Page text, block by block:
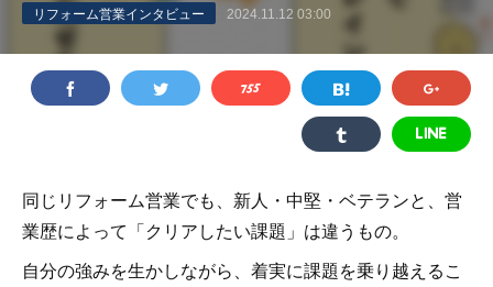
リフォーム営業インタビュー 2024.11.12 03:00
同じリフォーム営業でも、新人・中堅・ベテランと、営
業歴によって「クリアしたい課題」は違うもの。
自分の強みを生かしながら、着実に課題を乗り越えるこ